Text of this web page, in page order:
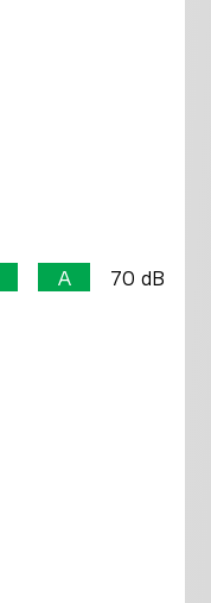
A 70 dB